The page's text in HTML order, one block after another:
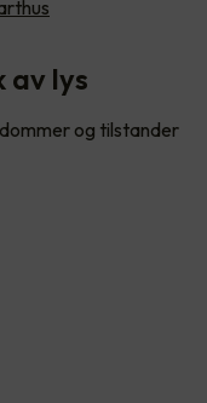
av lys
og tilstander